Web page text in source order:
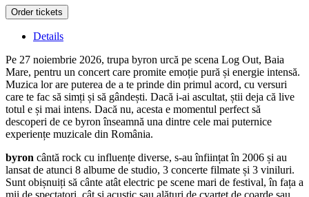
Order tickets
Details
Pe 27 noiembrie 2026, trupa byron urcă pe scena Log Out, Baia
Mare, pentru un concert care promite emoție pură și energie intensă.
Muzica lor are puterea de a te prinde din primul acord, cu versuri
care te fac să simți și să gândești. Dacă i-ai ascultat, știi deja că live
totul e și mai intens. Dacă nu, acesta e momentul perfect să
descoperi de ce byron înseamnă una dintre cele mai puternice
experiențe muzicale din România.
byron cântă rock cu influențe diverse, s-au înființat în 2006 și au
lansat de atunci 8 albume de studio, 3 concerte filmate și 3 viniluri.
Sunt obișnuiți să cânte atât electric pe scene mari de festival, în fața a
mii de spectatori, cât și acustic sau alături de cvartet de coarde sau